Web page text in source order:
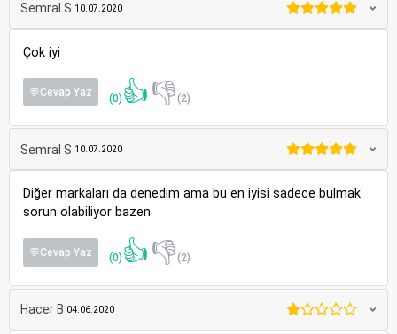
Semral S 10.07.2020
Çok iyi
💬Cevap Yaz (0) 👍👎(2)
Semral S 10.07.2020
Diğer markaları da denedim ama bu en iyisi sadece bulmak
sorun olabiliyor bazen
💬Cevap Yaz (0) 👍👎(2)
Hacer B 04.06.2020